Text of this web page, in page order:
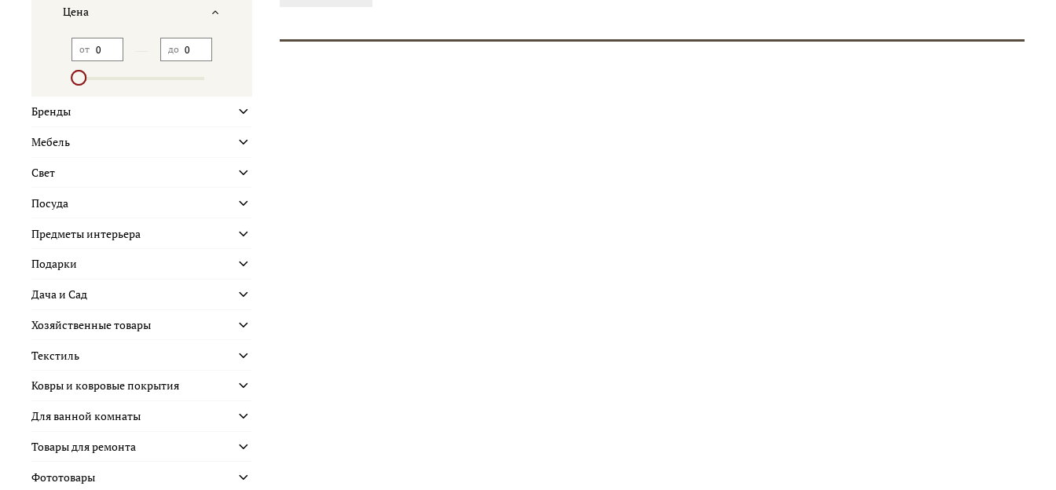
Цена
от до
Бренды
Мебель
Свет
Посуда
Предметы интерьера
Подарки
Дача и Сад
Хозяйственные товары
Текстиль
Ковры и ковровые покрытия
Для ванной комнаты
Товары для ремонта
Фототовары